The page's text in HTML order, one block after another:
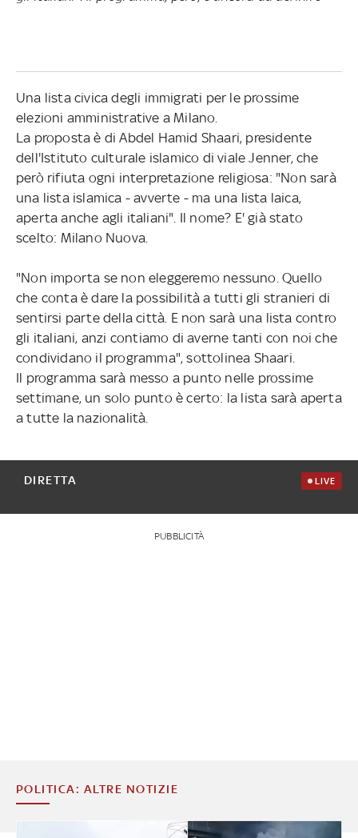
Una lista civica degli immigrati per le prossime
elezioni amministrative a Milano.
La proposta è di Abdel Hamid Shaari, presidente
dell'Istituto culturale islamico di viale Jenner, che
però rifiuta ogni interpretazione religiosa: "Non sarà
una lista islamica - avverte - ma una lista laica,
aperta anche agli italiani". Il nome? E' già stato
scelto: Milano Nuova.
"Non importa se non eleggeremo nessuno. Quello
che conta è dare la possibilità a tutti gli stranieri di
sentirsi parte della città. E non sarà una lista contro
gli italiani, anzi contiamo di averne tanti con noi che
condividano il programma", sottolinea Shaari.
Il programma sarà messo a punto nelle prossime
settimane, un solo punto è certo: la lista sarà aperta
a tutte la nazionalità.
DIRETTA LIVE
PUBBLICITÀ
POLITICA: ALTRE NOTIZIE